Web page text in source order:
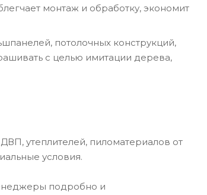
монтаж и обработку, экономит
потолочных конструкций,
с целью имитации дерева,
утеплителей, пиломатериалов от
условия.
подробно и